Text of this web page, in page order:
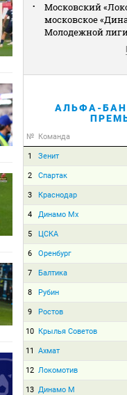
Московский
московское
Молодежной
АЛЬФА-
№ Команда
1 Зенит
2 Спартак
3 Краснодар
4 Динамо Мх
5 ЦСКА
6 Оренбург
7 Балтика
8 Рубин
9 Ростов
10 Крылья Советов
11 Ахмат
12 Локомотив
13 Динамо М